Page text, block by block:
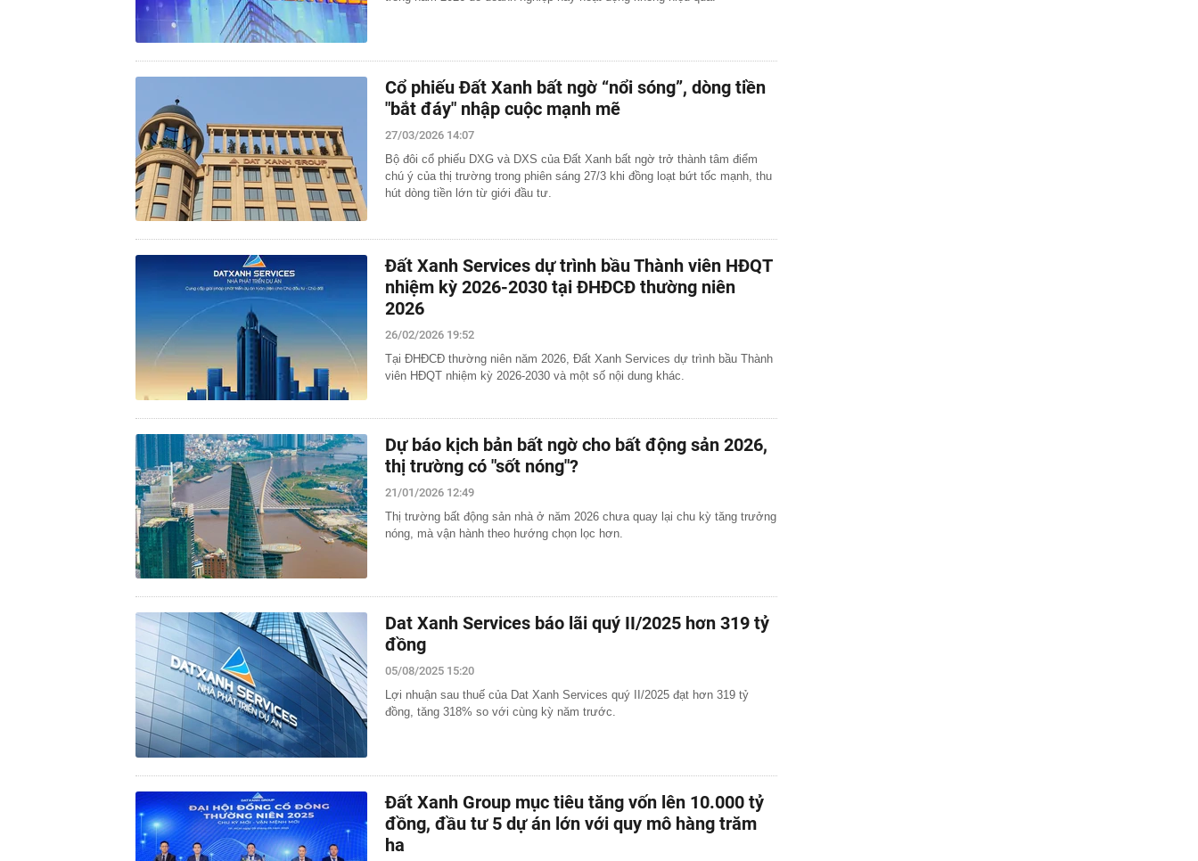
Cổ phiếu Đất Xanh bất ngờ “nổi sóng”, dòng tiền
"bắt đáy" nhập cuộc mạnh mẽ
27/03/2026 14:07
Bộ đôi cổ phiếu DXG và DXS của Đất Xanh bất ngờ trở thành tâm điểm
chú ý của thị trường trong phiên sáng 27/3 khi đồng loạt bứt tốc mạnh, thu
hút dòng tiền lớn từ giới đầu tư.
Đất Xanh Services dự trình bầu Thành viên HĐQT
nhiệm kỳ 2026-2030 tại ĐHĐCĐ thường niên
2026
26/02/2026 19:52
Tại ĐHĐCĐ thường niên năm 2026, Đất Xanh Services dự trình bầu Thành
viên HĐQT nhiệm kỳ 2026-2030 và một số nội dung khác.
Dự báo kịch bản bất ngờ cho bất động sản 2026,
thị trường có "sốt nóng"?
21/01/2026 12:49
Thị trường bất động sản nhà ở năm 2026 chưa quay lại chu kỳ tăng trưởng
nóng, mà vận hành theo hướng chọn lọc hơn.
Dat Xanh Services báo lãi quý II/2025 hơn 319 tỷ
đồng
05/08/2025 15:20
Lợi nhuận sau thuế của Dat Xanh Services quý II/2025 đạt hơn 319 tỷ
đồng, tăng 318% so với cùng kỳ năm trước.
Đất Xanh Group mục tiêu tăng vốn lên 10.000 tỷ
đồng, đầu tư 5 dự án lớn với quy mô hàng trăm
ha